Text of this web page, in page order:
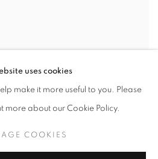
uses cookies
make it more useful to you. Please
more about our Cookie Policy.
COOKIES